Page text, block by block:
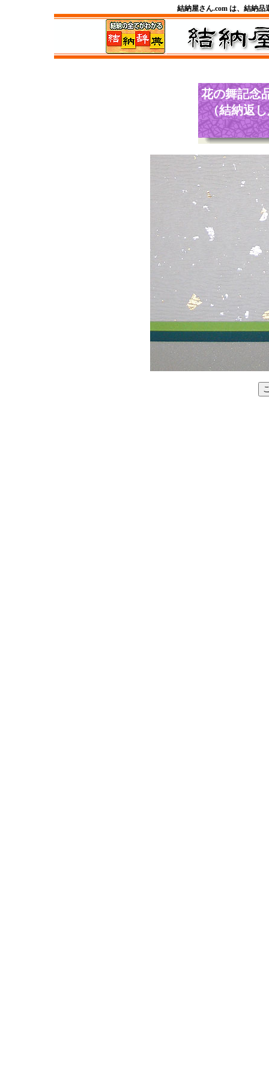
結納屋さん.com は、結納
花の舞記念
（結納返